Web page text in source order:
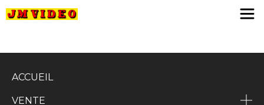
ACCUEIL
VENTE